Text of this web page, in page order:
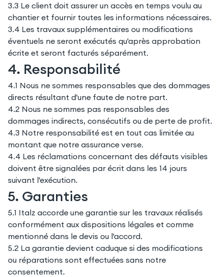
3.3 Le client doit assurer un accès en temps voulu au
chantier et fournir toutes les informations nécessaires.
3.4 Les travaux supplémentaires ou modifications
éventuels ne seront exécutés qu'après approbation
écrite et seront facturés séparément.
4. Responsabilité
4.1 Nous ne sommes responsables que des dommages
directs résultant d'une faute de notre part.
4.2 Nous ne sommes pas responsables des
dommages indirects, consécutifs ou de perte de profit.
4.3 Notre responsabilité est en tout cas limitée au
montant que notre assurance verse.
4.4 Les réclamations concernant des défauts visibles
doivent être signalées par écrit dans les 14 jours
suivant l'exécution.
5. Garanties
5.1 Italz accorde une garantie sur les travaux réalisés
conformément aux dispositions légales et comme
mentionné dans le devis ou l'accord.
5.2 La garantie devient caduque si des modifications
ou réparations sont effectuées sans notre
consentement.